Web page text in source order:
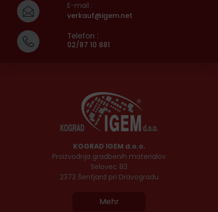
E-mail :
verkauf@igem.net
Telefon :
02/87 10 881
KOGRAD IGEM d.o.o.
Proizvodnja gradbenih materialov
Selovec 83
2373 Šentjanž pri Dravogradu
Mehr